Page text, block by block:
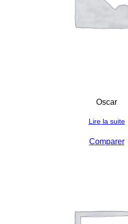
Oscar
Lire la suite
Comparer